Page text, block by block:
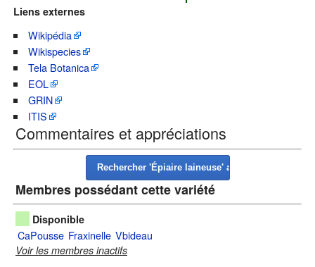
Liens externes
Wikipédia
Wikispecies
Tela Botanica
EOL
GRIN
ITIS
Commentaires et appréciations
Membres possédant cette variété
Disponible
CaPousse Fraxinelle Vbideau
Voir les membres inactifs